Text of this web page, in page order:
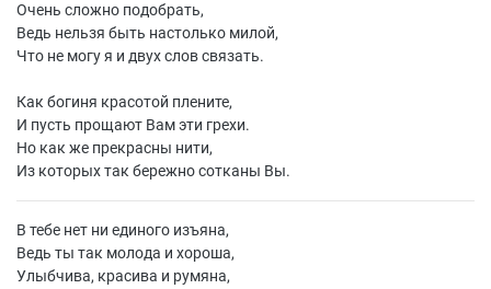
Очень сложно подобрать,
Ведь нельзя быть настолько милой,
Что не могу я и двух слов связать.
Как богиня красотой плените,
И пусть прощают Вам эти грехи.
Но как же прекрасны нити,
Из которых так бережно сотканы Вы.
В тебе нет ни единого изъяна,
Ведь ты так молода и хороша,
Улыбчива, красива и румяна,